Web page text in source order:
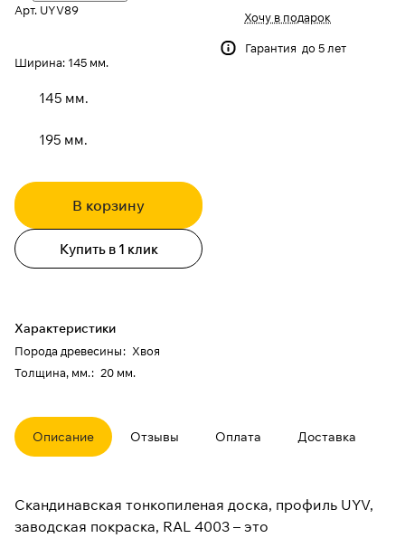
Арт. UYV89
Ширина: 145 мм.
145 мм.
195 мм.
В корзину
Купить в 1 клик
Характеристики
Порода древесины: Хвоя
Толщина, мм.: 20 мм.
Хочу в подарок
Гарантия до 5 лет
Описание Отзывы Оплата Доставка
Скандинавская тонкопиленая доска, профиль UYV,
заводская покраска, RAL 4003 – это